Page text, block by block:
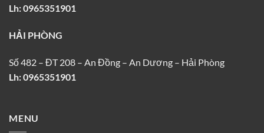
Lh: 0965351901
HẢI PHÒNG
Số 482 – ĐT 208 – An Đồng – An Dương – Hải Phòng
Lh: 0965351901
MENU